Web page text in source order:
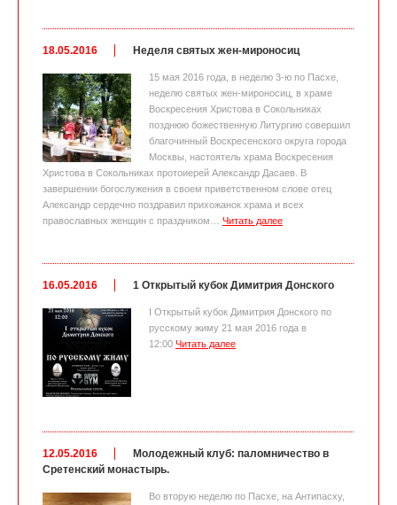
18.05.2016 Неделя святых жен-мироносиц
15 мая 2016 года, в неделю 3-ю по Пасхе,
неделю святых жен-мироносиц, в храме
Воскресения Христова в Сокольниках
позднюю божественную Литургию совершил
благочинный Воскресенского округа города
Москвы, настоятель храма Воскресения
Христова в Сокольниках протоиерей Александр Дасаев. В
завершении богослужения в своем приветственном слове отец
Александр сердечно поздравил прихожанок храма и всех
православных женщин с праздником… Читать далее
16.05.2016 1 Открытый кубок Димитрия Донского
I Открытый кубок Димитрия Донского по
русскому жиму 21 мая 2016 года в
12:00 Читать далее
12.05.2016
Молодежный клуб: паломничество в
Сретенский монастырь.
Во вторую неделю по Пасхе, на Антипасху,